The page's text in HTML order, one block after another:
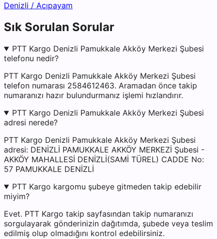
Denizli / Acıpayam
Sık Sorulan Sorular
PTT Kargo Denizli Pamukkale Akköy Merkezi Şubesi
telefonu nedir?
PTT Kargo Denizli Pamukkale Akköy Merkezi Şubesi
telefon numarası 2584612463. Aramadan önce takip
numaranızı hazır bulundurmanız işlemi hızlandırır.
PTT Kargo Denizli Pamukkale Akköy Merkezi Şubesi
adresi nerede?
PTT Kargo Denizli Pamukkale Akköy Merkezi Şubesi
adresi: DENİZLİ PAMUKKALE AKKÖY MERKEZİ Şubesi -
AKKÖY MAHALLESİ DENİZLİ(SAMİ TÜREL) CADDE No:
57 PAMUKKALE DENİZLİ
PTT Kargo kargomu şubeye gitmeden takip edebilir
miyim?
Evet. PTT Kargo takip sayfasından takip numaranızı
sorgulayarak gönderinizin dağıtımda, şubede veya teslim
edilmiş olup olmadığını kontrol edebilirsiniz.